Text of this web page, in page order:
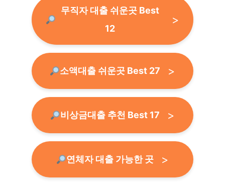
무직자 대출 쉬운곳 Best
12
소액대출 쉬운곳 Best 27
비상금대출 추천 Best 17
연체자 대출 가능한 곳